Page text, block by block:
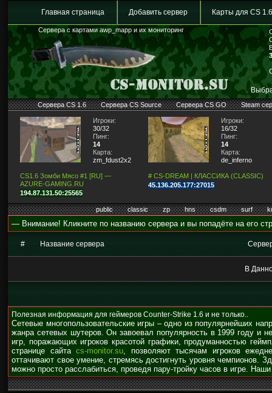
Главная страница Добавить сервер Карты для CS 1.6
Сервера с картами awp_mapp и их мониторинг
Сервера CS 1.6 Сервера CS Source Сервера CS GO Steam
Игроки:
30/32
Пинг:
14
Карта:
zm_fdust2x2
CS1.6 Зомби Мясо #1 [RU] —
AZURE-GAMING.RU
194.87.131.50:25565
Игроки:
16/32
Пинг:
14
Карта:
de_inferno
# CS-DREAM | КЛАССИКА (CLASSIC)
45.136.205.177:27015
public classic zp hns csdm surf
— Внимание! Кликните по названию сервера и вы попадёте на его
# Название сервера
В
Полезная информация для геймеров Counter-Strike 1.6 и не только..
Сетевые многопользовательские игры – одно из популярнейших
жанра сетевых шутеров. Он завоевал популярность в 1999 году и
игр, поражающих игроков красотой графики, продуманностью
странице сайта cs-monitor.su, позволяют тысячам игроков
оттачивают свое умение, стремясь достигнуть уровня чемпионов.
можно просто расслабиться, проведя пару-тройку часов в игре.